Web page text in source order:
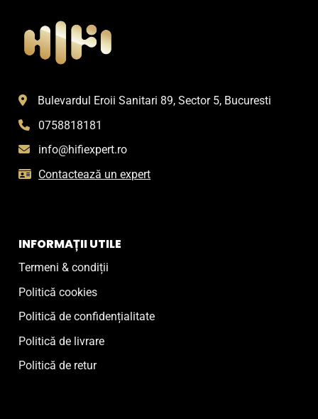
Bulevardul Eroii Sanitari 89, Sector 5, Bucuresti
0758818181
info@hifiexpert.ro
Contactează un expert
INFORMAȚII UTILE
Termeni & condiții
Politică cookies
Politică de confidențialitate
Politică de livrare
Politică de retur